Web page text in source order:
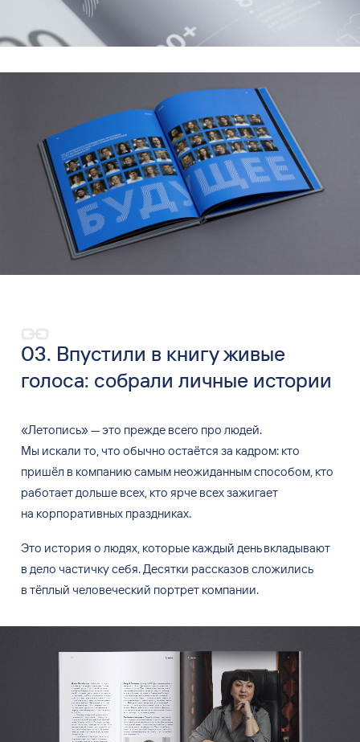
03. Впустили в книгу живые
голоса: собрали личные истории
«Летопись»—это прежде всего про людей.
Мы искали то, что обычно остаётся за кадром: кто
пришёл в компанию самым неожиданным способом, кто
работает дольше всех, кто ярче всех зажигает
на корпоративных праздниках.
Это история о людях, которые каждый день вкладывают
в дело частичку себя. Десятки рассказов сложились
в тёплый человеческий портрет компании.